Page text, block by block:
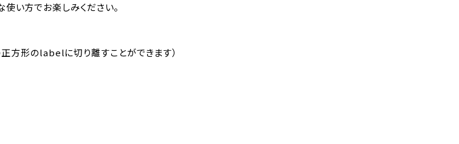
使い方でお楽しみください。
形のlabelに切り離すことができます）